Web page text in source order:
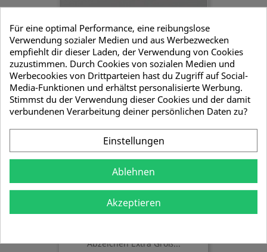
Mützenkokarde Mit Schlägel...
3,57 €
Abzeichen Extra Groß...
Für eine optimal Performance, eine reibungslose
Verwendung sozialer Medien und aus Werbezwecken
empfiehlt dir dieser Laden, der Verwendung von Cookies
zuzustimmen. Durch Cookies von sozialen Medien und
Werbecookies von Drittparteien hast du Zugriff auf Social-
Media-Funktionen und erhältst personalisierte Werbung.
Stimmst du der Verwendung dieser Cookies und der damit
verbundenen Verarbeitung deiner persönlichen Daten zu?
Einstellungen
Ablehnen
Akzeptieren